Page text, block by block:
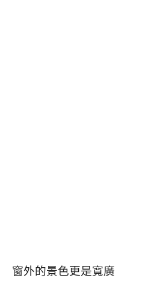
窗外的景色更是寬廣